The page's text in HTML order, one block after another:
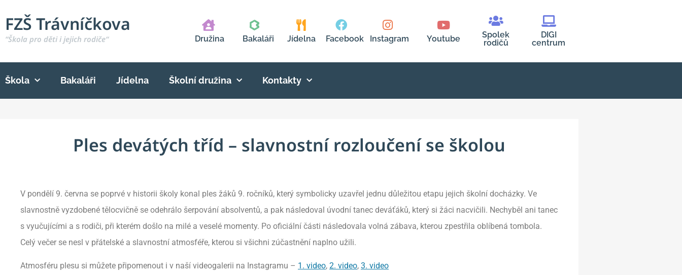
FZŠ Trávníčkova
“Škola pro děti i jejich rodiče“ Družina Bakaláři Jídelna Facebook Instagram Youtube
Spolek
rodičů
DIGI
centrum
Škola Bakaláři Jídelna Školní družina Kontakty
Ples devátých tříd – slavnostní rozloučení se školou
V pondělí 9. června se poprvé v historii školy konal ples žáků 9. ročníků, který symbolicky uzavřel jednu důležitou etapu jejich školní docházky. Ve
slavnostně vyzdobené tělocvičně se odehrálo šerpování absolventů, a pak následoval úvodní tanec deváťáků, který si žáci nacvičili. Nechyběl ani tanec
s vyučujícími a s rodiči, při kterém došlo na milé a veselé momenty. Po oficiální části následovala volná zábava, kterou zpestřila oblíbená tombola.
Celý večer se nesl v přátelské a slavnostní atmosféře, kterou si všichni zúčastnění naplno užili.
Atmosféru plesu si můžete připomenout i v naší videogalerii na Instagramu – 1. video, 2. video, 3. video